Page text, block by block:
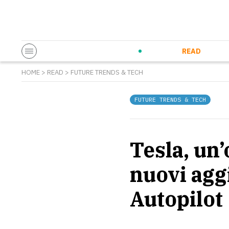
READ
HOME > READ > FUTURE TRENDS & TECH
FUTURE TRENDS & TECH
Tesla,
nuovi
Autopilot